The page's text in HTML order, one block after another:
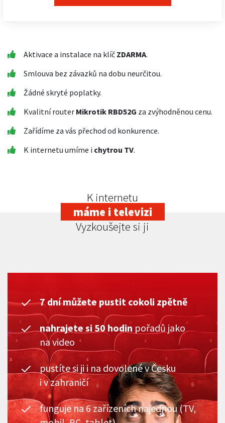
Aktivace a instalace na klíč ZDARMA.
Smlouva bez závazků na dobu neurčitou.
Žádné skryté poplatky.
Kvalitní router Mikrotik RBD52G za zvýhodněnou cenu.
Zařídíme za vás přechod od konkurence.
K internetu umíme i chytrou TV.
K internetu
máme i televizi
Vyzkoušejte si ji
7 dní můžete pustit cokoli zpětně
nahrajete si 50 hodin pořadů jako
na video
pustíte si ji i na dovolené v Česku
i v zahraničí
funguje na 6 zařízeních najednou (TV,